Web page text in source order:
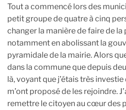
Tout a commencé lors des
petit groupe de quatre à cinq
changer la manière de faire de
notamment en abolissant la
pyramidale de la mairie. Alors
dans la commune que depuis
là, voyant que j’étais très
m’ont proposé de les rejoindre.
remettre le citoyen au cœur des